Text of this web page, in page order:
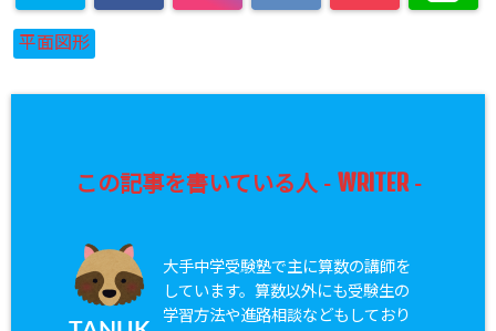
平面図形
この記事を書いている人 - WRITER-
大手中学受験塾で主に算数の講師を
しています。算数以外にも受験生の
学習方法や進路相談などもしており